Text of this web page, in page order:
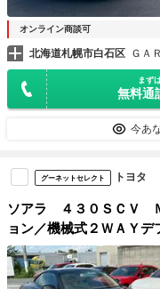
オンライン商談可
北海道札幌市白石区 ＧＡ
まず
無料通
今あ
グーネットセレクト トヨタ
ソアラ ４３０ＳＣＶ
ョン／機械式２ＷＡＹ
Ｖ８エンジン／ヴァリノ
ー／フルバケットシート